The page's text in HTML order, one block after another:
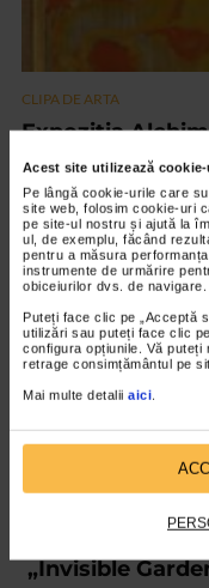
Acest site utilizează
Pe lângă cookie-urile care
site web, folosim cookie-uri
pe site-ul nostru și ajută la
ul, de exemplu, făcând
pentru a măsura
instrumente de urmărire
obiceiurilor dvs. de navigare.
Puteți face clic pe „Acceptă
utilizări sau puteți face clic
configura opțiunile. Vă
retrage consimțământul pe
Mai multe detalii aici
CLIPA DE ARTA
Expoziția
17 vizualizari
VIDEO
„Invisible